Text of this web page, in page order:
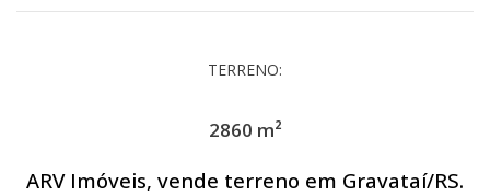
TERRENO:
2860 m²
ARV Imóveis, vende terreno em Gravataí/RS.